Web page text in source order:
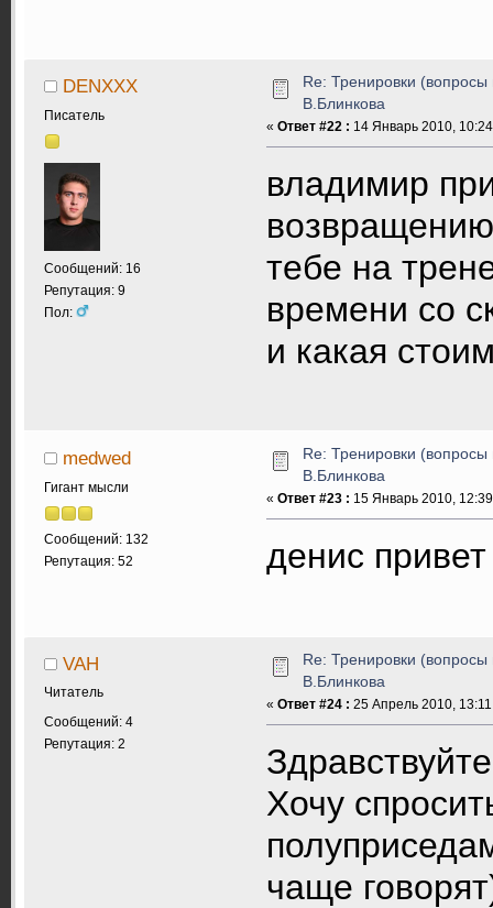
DENXXX
Писатель
Сообщений: 16
Репутация: 9
Пол:
Re: Тренировки (вопросы
В.Блинкова
« Ответ #22 : 14 Январь 2010,
владимир
тебе на
времени со
и какая
medwed
Гигант мысли
Сообщений: 132
Репутация: 52
Re: Тренировки (вопросы
В.Блинкова
« Ответ #23 : 15 Январь 2010,
денис
VAH
Читатель
Сообщений: 4
Репутация: 2
Re: Тренировки (вопросы
В.Блинкова
« Ответ #24 : 25 Апрель 2010,
Хочу
чаще